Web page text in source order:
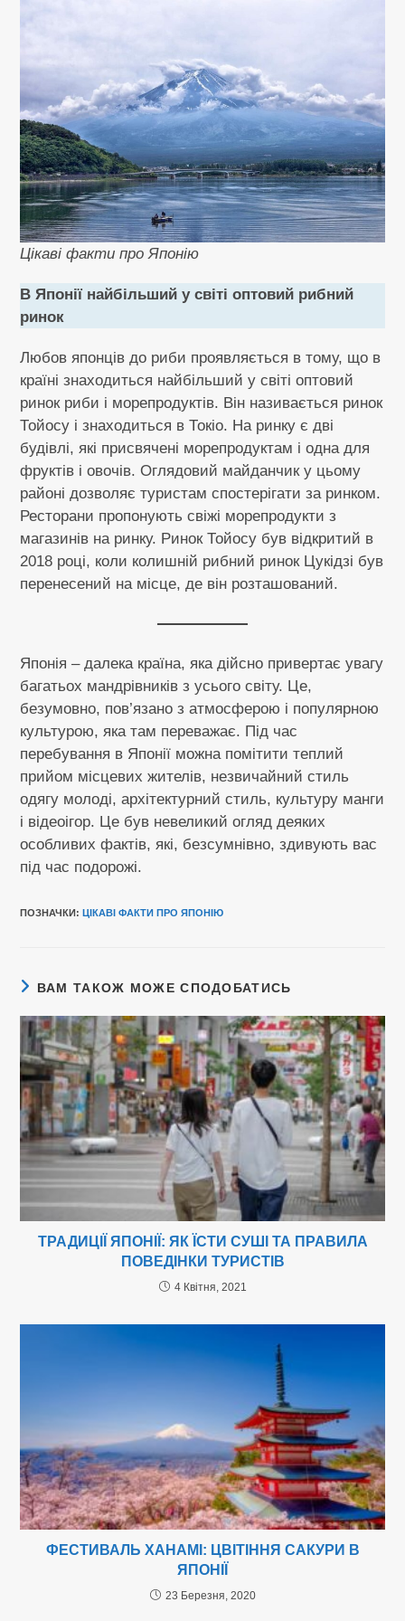
Цікаві факти про Японію
В Японії найбільший у світі оптовий рибний
ринок
Любов японців до риби проявляється в тому, що в
країні знаходиться найбільший у світі оптовий
ринок риби і морепродуктів. Він називається ринок
Тойосу і знаходиться в Токіо. На ринку є дві
будівлі, які присвячені морепродуктам і одна для
фруктів і овочів. Оглядовий майданчик у цьому
районі дозволяє туристам спостерігати за ринком.
Ресторани пропонують свіжі морепродукти з
магазинів на ринку. Ринок Тойосу був відкритий в
2018 році, коли колишній рибний ринок Цукідзі був
перенесений на місце, де він розташований.
Японія – далека країна, яка дійсно привертає увагу
багатьох мандрівників з усього світу. Це,
безумовно, пов’язано з атмосферою і популярною
культурою, яка там переважає. Під час
перебування в Японії можна помітити теплий
прийом місцевих жителів, незвичайний стиль
одягу молоді, архітектурний стиль, культуру манги
і відеоігор. Це був невеликий огляд деяких
особливих фактів, які, безсумнівно, здивують вас
під час подорожі.
ПОЗНАЧКИ:ЦІКАВІ ФАКТИ ПРО ЯПОНІЮ
ВАМ ТАКОЖ МОЖЕ СПОДОБАТИСЬ
ТРАДИЦІЇ ЯПОНІЇ: ЯК ЇСТИ СУШІ ТА ПРАВИЛА
ПОВЕДІНКИ ТУРИСТІВ
4 Квітня, 2021
ФЕСТИВАЛЬ ХАНАМІ: ЦВІТІННЯ САКУРИ В
ЯПОНІЇ
23 Березня, 2020